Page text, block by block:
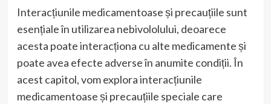
Interacțiunile medicamentoase și precauțiile sunt
esențiale în utilizarea nebivololului, deoarece
acesta poate interacționa cu alte medicamente și
poate avea efecte adverse în anumite condiții. În
acest capitol, vom explora interacțiunile
medicamentoase și precauțiile speciale care